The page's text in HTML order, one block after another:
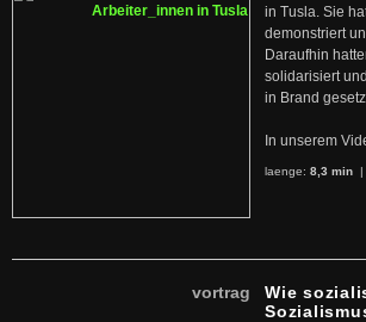
in Tusla. Sie
demonstriert
Daraufhin
solidarisiert
in Brand
In unserem
laenge: 8,3 min |
vortrag
Wie